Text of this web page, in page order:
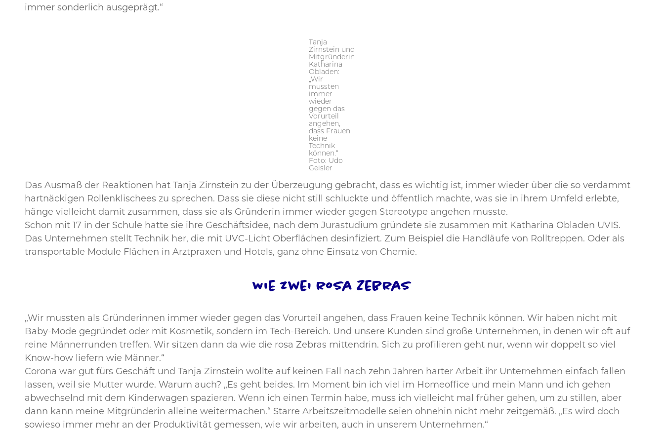
immer sonderlich ausgeprägt.“
Tanja
Zirnstein und
Mitgründerin
Katharina
Obladen:
„Wir
mussten
immer
wieder
gegen das
Vorurteil
angehen,
dass Frauen
keine
Technik
können.“
Foto: Udo
Geisler
Das Ausmaß der Reaktionen hat Tanja Zirnstein zu der Überzeugung gebracht, dass es wichtig ist, immer wieder über die so verdammt
hartnäckigen Rollenklischees zu sprechen. Dass sie diese nicht still schluckte und öffentlich machte, was sie in ihrem Umfeld erlebte,
hänge vielleicht damit zusammen, dass sie als Gründerin immer wieder gegen Stereotype angehen musste.
Schon mit 17 in der Schule hatte sie ihre Geschäftsidee, nach dem Jurastudium gründete sie zusammen mit Katharina Obladen UVIS.
Das Unternehmen stellt Technik her, die mit UVC-Licht Oberflächen desinfiziert. Zum Beispiel die Handläufe von Rolltreppen. Oder als
transportable Module Flächen in Arztpraxen und Hotels, ganz ohne Einsatz von Chemie.
Wie zwei rosa Zebras
„Wir mussten als Gründerinnen immer wieder gegen das Vorurteil angehen, dass Frauen keine Technik können. Wir haben nicht mit
Baby-Mode gegründet oder mit Kosmetik, sondern im Tech-Bereich. Und unsere Kunden sind große Unternehmen, in denen wir oft auf
reine Männerrunden treffen. Wir sitzen dann da wie die rosa Zebras mittendrin. Sich zu profilieren geht nur, wenn wir doppelt so viel
Know-how liefern wie Männer.“
Corona war gut fürs Geschäft und Tanja Zirnstein wollte auf keinen Fall nach zehn Jahren harter Arbeit ihr Unternehmen einfach fallen
lassen, weil sie Mutter wurde. Warum auch? „Es geht beides. Im Moment bin ich viel im Homeoffice und mein Mann und ich gehen
abwechselnd mit dem Kinderwagen spazieren. Wenn ich einen Termin habe, muss ich vielleicht mal früher gehen, um zu stillen, aber
dann kann meine Mitgründerin alleine weitermachen.“ Starre Arbeitszeitmodelle seien ohnehin nicht mehr zeitgemäß. „Es wird doch
sowieso immer mehr an der Produktivität gemessen, wie wir arbeiten, auch in unserem Unternehmen.“